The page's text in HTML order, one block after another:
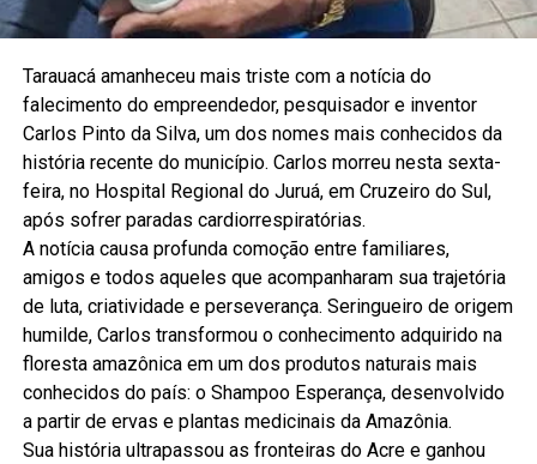
Tarauacá amanheceu mais triste com a notícia do
falecimento do empreendedor, pesquisador e inventor
Carlos Pinto da Silva, um dos nomes mais conhecidos da
história recente do município. Carlos morreu nesta sexta-
feira, no Hospital Regional do Juruá, em Cruzeiro do Sul,
após sofrer paradas cardiorrespiratórias.
A notícia causa profunda comoção entre familiares,
amigos e todos aqueles que acompanharam sua trajetória
de luta, criatividade e perseverança. Seringueiro de origem
humilde, Carlos transformou o conhecimento adquirido na
floresta amazônica em um dos produtos naturais mais
conhecidos do país: o Shampoo Esperança, desenvolvido
a partir de ervas e plantas medicinais da Amazônia.
Sua história ultrapassou as fronteiras do Acre e ganhou